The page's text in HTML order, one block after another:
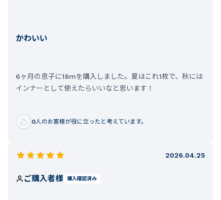
かわいい
6ヶ月の息子に18mを購入しました。夏はこれ1枚で、秋には
インナーとして使えたらいいなと思います！
0人のお客様が役に立ったと考えています。
2026.04.25
ご購入者様 購入確認済み